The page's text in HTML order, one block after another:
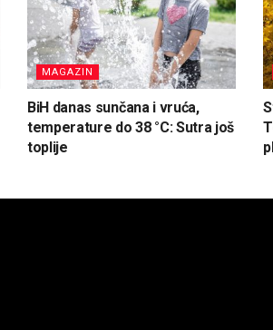
MAGAZIN
BiH danas sunčana i vruća,
temperature do 38 °C: Sutra još
toplije